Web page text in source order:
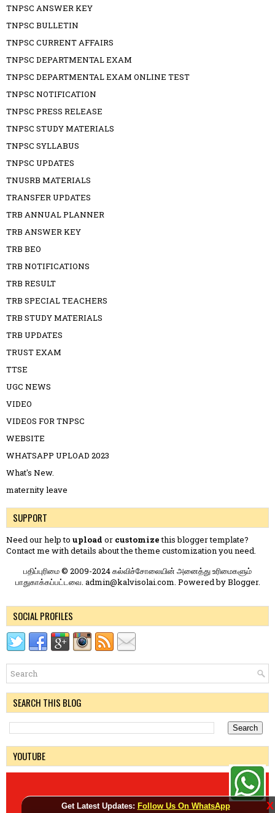
Get Latest Updates: Follow Us On WhatsApp X
TNPSC ANSWER KEY
TNPSC BULLETIN
TNPSC CURRENT AFFAIRS
TNPSC DEPARTMENTAL EXAM
TNPSC DEPARTMENTAL EXAM ONLINE TEST
TNPSC NOTIFICATION
TNPSC PRESS RELEASE
TNPSC STUDY MATERIALS
TNPSC SYLLABUS
TNPSC UPDATES
TNUSRB MATERIALS
TRANSFER UPDATES
TRB ANNUAL PLANNER
TRB ANSWER KEY
TRB BEO
TRB NOTIFICATIONS
TRB RESULT
TRB SPECIAL TEACHERS
TRB STUDY MATERIALS
TRB UPDATES
TRUST EXAM
TTSE
UGC NEWS
VIDEO
VIDEOS FOR TNPSC
WEBSITE
WHATSAPP UPLOAD 2023
What's New.
maternity leave
SUPPORT
Need our help to upload or customizethis blogger template?
Contact me with details about the theme customization you need.
பதிப்புரிமை © 2009-2024 கல்விச்சோலையின் அனைத்து உரிமைகளும்
பாதுகாக்கப்பட்டவை. admin@kalvisolai.com. Powered byBlogger.
SOCIAL PROFILES
SEARCH THIS BLOG
YOUTUBE